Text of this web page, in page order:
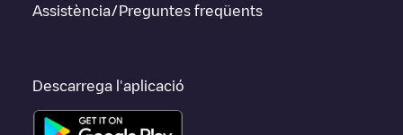
Assistència/Preguntes freqüents
Descarrega l'aplicació